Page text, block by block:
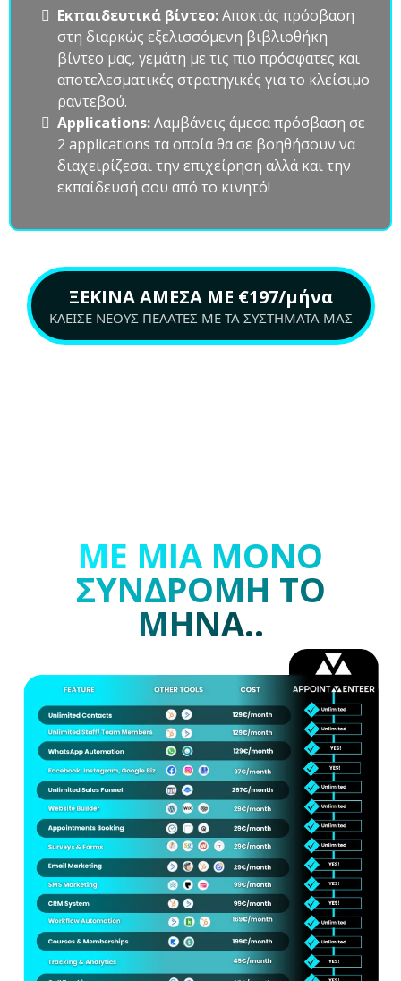
Εκπαιδευτικά βίντεο:Αποκτάς πρόσβαση
στη διαρκώς εξελισσόμενη βιβλιοθήκη
βίντεο μας, γεμάτη με τις πιο πρόσφατες και
αποτελεσματικές στρατηγικές για το κλείσιμο
ραντεβού.
Applications:Λαμβάνεις άμεσα πρόσβαση σε
2 applications τα οποία θα σε βοηθήσουν να
διαχειρίζεσαι την επιχείρηση αλλά και την
εκπαίδευσή σου από το κινητό!
ΞΕΚΙΝΑ ΑΜΕΣΑ ΜΕ €197/μήνα
ΚΛΕΙΣΕ ΝΕΟΥΣ ΠΕΛΑΤΕΣ ΜΕ ΤΑ ΣΥΣΤΗΜΑΤΑ ΜΑΣ
ΜΕ ΜΙΑ ΜΟΝΟ
ΣΥΝΔΡΟΜΗ ΤΟ
ΜΗΝΑ..